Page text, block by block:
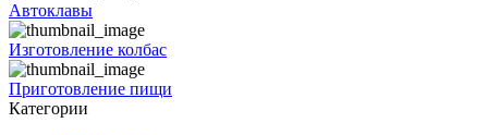
Автоклавы
Изготовление колбас
Приготовление пищи
Категории